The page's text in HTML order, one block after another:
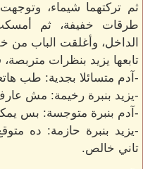
ثم تركتهما شيماء،
طرقات خفيفة، ثم
الداخل، وأغلقت الباب من
تابعها يزيد بنظرات
-آدم متسائلا بجدية: طب
-يزيد بنبرة رخيمة: مش
-آدم بنبرة متوجسة: بس
-يزيد بنبرة حازمة: ده
تاني خالص.